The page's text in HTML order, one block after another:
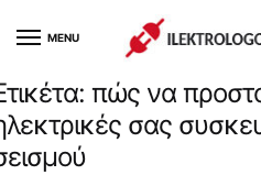
MENU
πώς να
σας